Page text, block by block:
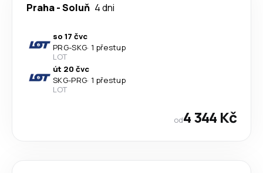
Praha-Soluň 4 dni
so 17 čvc
PRG-SKG· 1 přestup
LOT
út 20 čvc
SKG-PRG· 1 přestup
LOT
od4 344 Kč